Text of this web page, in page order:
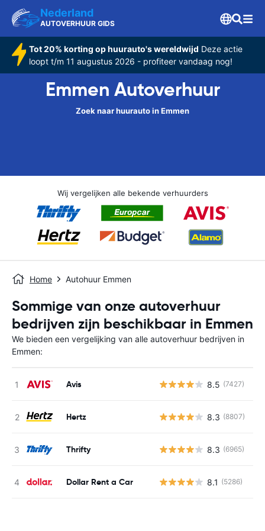
Nederland
AUTOVERHUUR GIDS
Tot 20% korting op huurauto's wereldwijd Deze actie
loopt t/m 11 augustus 2026 - profiteer vandaag nog!
Emmen Autoverhuur
Zoek naar huurauto in Emmen
Wij vergelijken alle bekende verhuurders
Home Autohuur Emmen
Sommige van onze autoverhuur
bedrijven zijn beschikbaar in Emmen
We bieden een vergelijking van alle autoverhuur bedrijven in
Emmen:
Avis 8.5 (7427)
Hertz 8.3 (8807)
Thrifty 8.3 (6965)
Dollar Rent a Car 8.1 (5286)